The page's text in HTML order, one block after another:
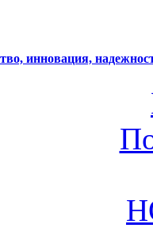
инновация,